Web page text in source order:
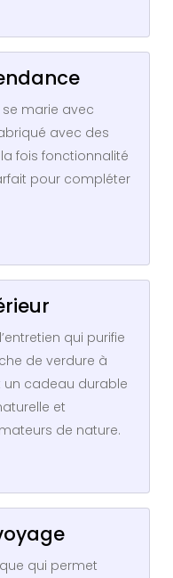
marie avec
avec des
fois fonctionnalité
pour compléter
qui purifie
de verdure à
un cadeau durable
et
de nature.
qui permet